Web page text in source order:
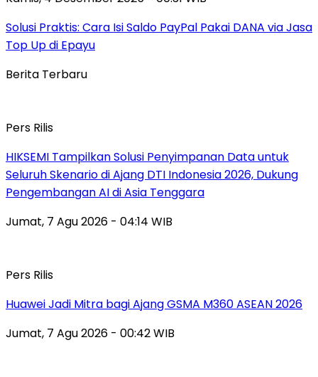
Solusi Praktis: Cara Isi Saldo PayPal Pakai DANA via Jasa
Top Up di Epayu
Berita Terbaru
Pers Rilis
HIKSEMI Tampilkan Solusi Penyimpanan Data untuk
Seluruh Skenario di Ajang DTI Indonesia 2026, Dukung
Pengembangan AI di Asia Tenggara
Jumat, 7 Agu 2026 - 04:14 WIB
Pers Rilis
Huawei Jadi Mitra bagi Ajang GSMA M360 ASEAN 2026
Jumat, 7 Agu 2026 - 00:42 WIB